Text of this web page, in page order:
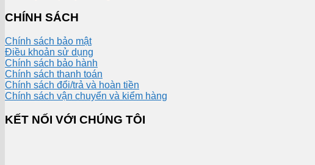
CHÍNH SÁCH
Chính sách bảo mật
Điều khoản sử dụng
Chính sách bảo hành
Chính sách thanh toán
Chính sách đổi/trả và hoàn tiền
Chính sách vận chuyển và kiểm hàng
KẾT NỐI VỚI CHÚNG TÔI